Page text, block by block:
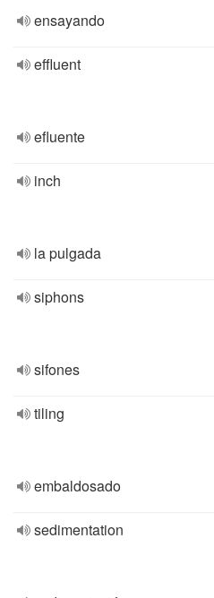
ensayando
effluent
efluente
inch
la pulgada
siphons
sifones
tiling
embaldosado
sedimentation